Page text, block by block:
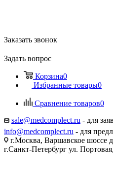
Заказать звонок
Задать вопрос
Корзина0
Избранные товары0
Сравнение товаров0
sale@medcomplect.ru - для
info@medcomplect.ru - для
г.Москва, Варшавское шоссе
г.Санкт-Петербург ул.